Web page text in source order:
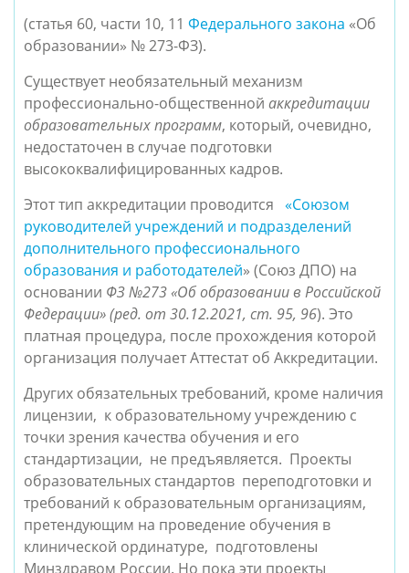
(статья 60, части 10, 11 Федерального закона «Об
образовании» № 273-ФЗ).
Существует необязательный механизм
профессионально-общественной аккредитации
образовательных программ, который, очевидно,
недостаточен в случае подготовки
высококвалифицированных кадров.
Этот тип аккредитации проводится «Союзом
руководителей учреждений и подразделений
дополнительного профессионального
образования и работодателей» (Союз ДПО) на
основании ФЗ №273 «Об образовании в Российской
Федерации» (ред. от 30.12.2021, ст. 95, 96). Это
платная процедура, после прохождения которой
организация получает Аттестат об Аккредитации.
Других обязательных требований, кроме наличия
лицензии,  к образовательному учреждению с
точки зрения качества обучения и его
стандартизации,  не предъявляется.  Проекты
образовательных стандартов  переподготовки и
требований к образовательным организациям,
претендующим на проведение обучения в
клинической ординатуре,  подготовлены
Минздравом России. Но пока эти проекты